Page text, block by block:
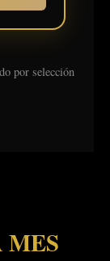
por selección